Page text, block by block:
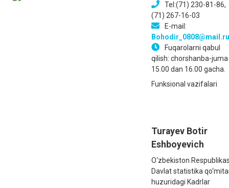
Tel:(71) 230-81-86,
(71) 267-16-03
E-mail:
Bohodir_0808@mail.ru
Fuqarolarni qabul
qilish: chorshanba-juma
15.00 dan 16.00 gacha.
Funksional vazifalari
Turayev Botir
Eshboyevich
O‘zbekiston
Davlat statistika
huzuridagi Kadrlar